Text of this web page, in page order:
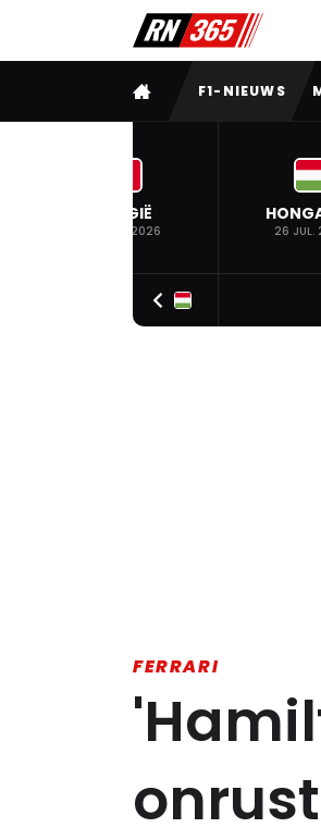
VOLLEDIG MENU
F1-NIEUWS
BELGIË
19 JUL. 2026 26 JUL.
FERRARI